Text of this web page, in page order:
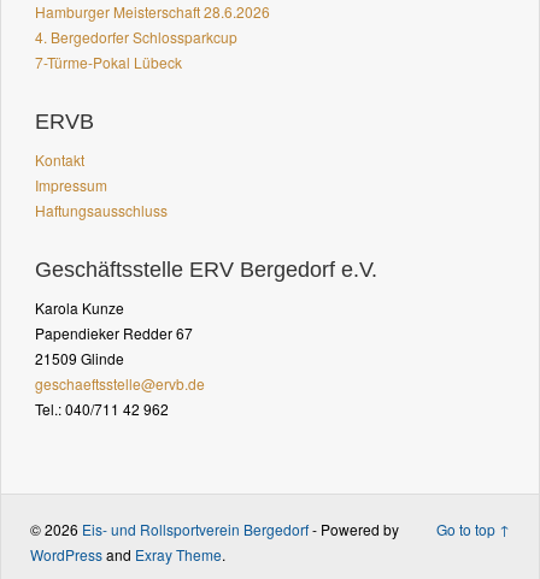
Hamburger Meisterschaft 28.6.2026
4. Bergedorfer Schlossparkcup
7-Türme-Pokal Lübeck
ERVB
Kontakt
Impressum
Haftungsausschluss
Geschäftsstelle ERV Bergedorf e.V.
Karola Kunze
Papendieker Redder 67
21509 Glinde
geschaeftsstelle@ervb.de
Tel.: 040/711 42 962
Go to top ↑
© 2026 Eis- und Rollsportverein Bergedorf- Powered by
WordPressand Exray Theme.